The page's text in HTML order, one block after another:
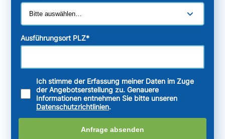
Ausführungsort PLZ*
Ich stimme der Erfassung meiner Daten im Zuge
der Angebotserstellung zu. Genauere
Informationen entnehmen Sie bitte unseren
Datenschutzrichtlinien.
Anfrage absenden